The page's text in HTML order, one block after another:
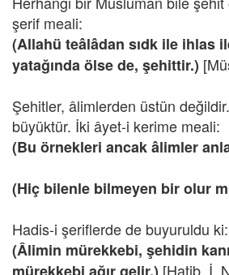
şerif meali:
(Allahü teâlâdan sıdk ile ihlas
yatağında ölse de, şehittir.)
Şehitler, âlimlerden üstün
büyüktür. İki âyet-i kerime meali:
(Bu örnekleri ancak âlimler
(Hiç bilenle bilmeyen bir olur
Hadis-i şeriflerde de buyuruldu ki:
(Âlimin mürekkebi, şehidin
[Hatib, İ.